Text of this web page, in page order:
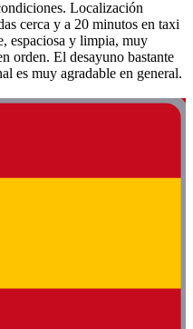
Localización
cerca y a 20 minutos en taxi
espaciosa y limpia, muy
orden. El desayuno bastante
es muy agradable en general.